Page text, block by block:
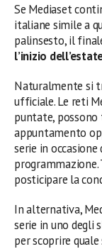
Se Mediaset
italiane simile a
palinsesto, il
l’inizio
Naturalmente si
ufficiale. Le reti
puntate,
appuntamento
serie in
posticipare la
In alternativa,
serie in uno degli
per scoprire